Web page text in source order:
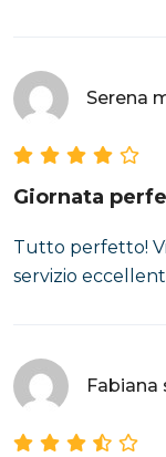
Serena
Giornata
Tutto perfetto!
servizio
Fabiana